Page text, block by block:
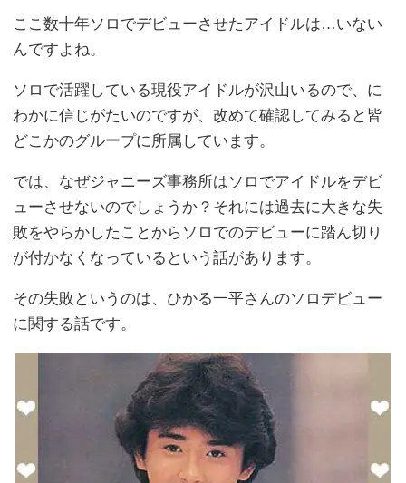
ここ数十年ソロでデビューさせたアイドルは…いない
んですよね。
ソロで活躍している現役アイドルが沢山いるので、に
わかに信じがたいのですが、改めて確認してみると皆
どこかのグループに所属しています。
では、なぜジャニーズ事務所はソロでアイドルをデビ
ューさせないのでしょうか？それには過去に大きな失
敗をやらかしたことからソロでのデビューに踏ん切り
が付かなくなっているという話があります。
その失敗というのは、ひかる一平さんのソロデビュー
に関する話です。